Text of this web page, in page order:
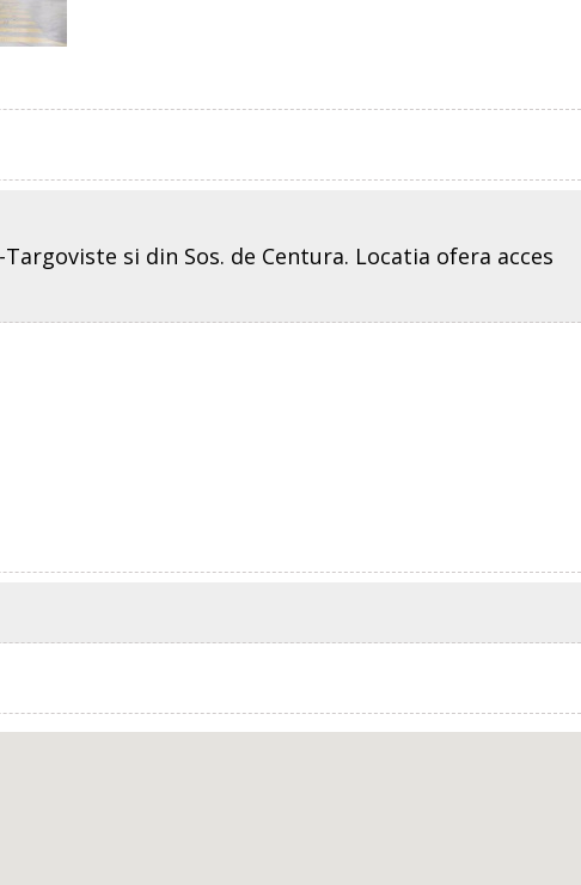
si din Sos. de Centura. Locatia ofera acces